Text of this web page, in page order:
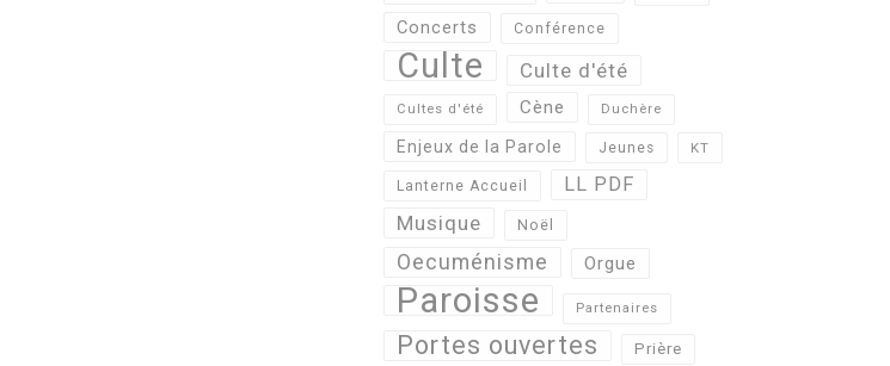
Concerts Conférence
Culte Culte d'été
Cultes d'été Cène Duchère
Enjeux de la Parole Jeunes KT
Lanterne Accueil LL PDF
Musique Noël
Oecuménisme Orgue
Paroisse Partenaires
Portes ouvertes Prière